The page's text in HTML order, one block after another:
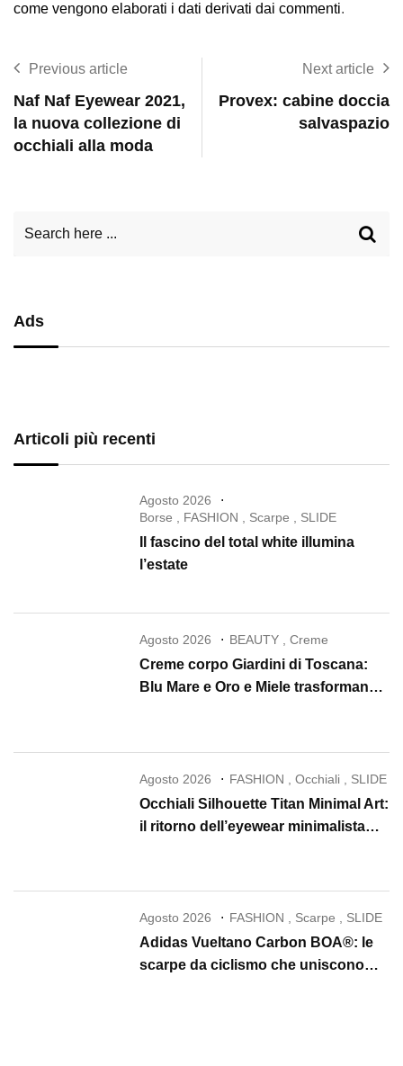
come vengono elaborati i dati derivati dai commenti.
Previous article
Naf Naf Eyewear 2021,
la nuova collezione di
occhiali alla moda
Next article
Provex: cabine doccia
salvaspazio
Ads
Articoli più recenti
Agosto 2026
Borse , FASHION , Scarpe , SLIDE
Il fascino del total white illumina
l’estate
Agosto 2026 BEAUTY ,Creme
Creme corpo Giardini di Toscana:
Blu Mare e Oro e Miele trasformano
Agosto 2026 FASHION ,Occhiali SLIDE
Occhiali Silhouette Titan Minimal Art:
il ritorno dell’eyewear minimalista
Agosto 2026 FASHION , Scarpe , SLIDE
Adidas Vueltano Carbon BOA®: le
scarpe da ciclismo che uniscono